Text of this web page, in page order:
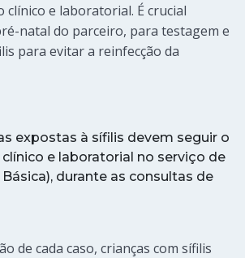
clínico e laboratorial. É crucial
natal do parceiro, para testagem e
para evitar a reinfecção da
expostas à sífilis devem seguir o
e laboratorial no serviço de
durante as consultas de
de cada caso, crianças com sífilis